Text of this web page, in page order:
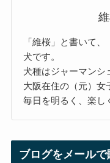
「維桜」と書いて、
犬です。
犬種はジャーマンシ
大阪在住の（元）女
毎日を明るく、楽し
ブログをメール